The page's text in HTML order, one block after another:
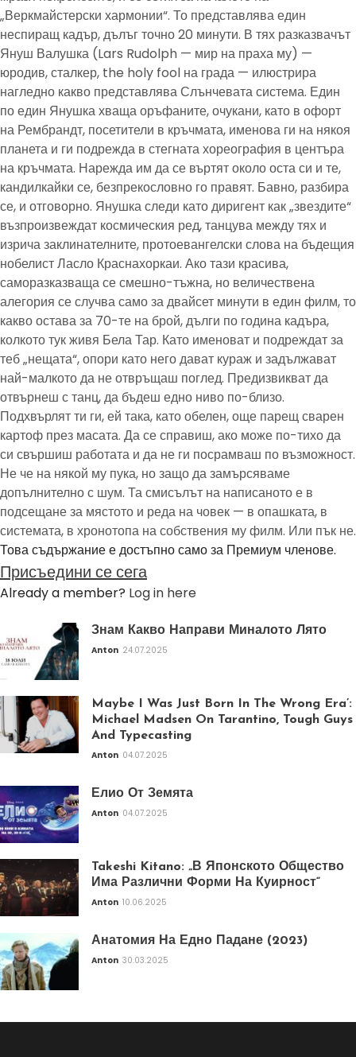
„Веркмайстерски хармонии“. То представлява един
неспиращ кадър, дълъг точно 20 минути. В тях разказвачът
Януш Валушка (Lars Rudolph — мир на праха му) —
юродив, сталкер, the holy fool на града — илюстрира
нагледно какво представлява Слънчевата система. Един
по един Янушка хваща оръфаните, очукани, като в офорт
на Рембрандт, посетители в кръчмата, именова ги на някоя
планета и ги подрежда в стегната хореография в центъра
на кръчмата. Нарежда им да се въртят около оста си и те,
кандилкайки се, безпрекословно го правят. Бавно, разбира
се, и отговорно. Янушка следи като диригент как „звездите“
възпроизвеждат космическия ред, танцува между тях и
изрича заклинателните, протоевангелски слова на бъдещия
нобелист Ласло Краснахоркаи. Ако тази красива,
саморазказваща се смешно-тъжна, но величествена
алегория се случва само за двайсет минути в един филм, то
какво остава за 70-те на брой, дълги по година кадъра,
колкото тук живя Бела Тар. Като именоват и подреждат за
теб „нещата“, опори като него дават кураж и задължават
най-малкото да не отвръщаш поглед. Предизвикват да
отвърнеш с танц, да бъдеш едно ниво по-близо.
Подхвърлят ти ги, ей така, като обелен, още парещ сварен
картоф през масата. Да се справиш, ако може по-тихо да
си свършиш работата и да не ги посрамваш по възможност.
Не че на някой му пука, но защо да замърсяваме
допълнително с шум. Та смисълът на написаното е в
подсещане за мястото и реда на човек — в опашката, в
системата, в хронотопа на собствения му филм. Или пък не.
Това съдържание е достъпно само за Премиум членове.
Присъедини се сега
Already a member? Log in here
Знам Какво Направи Миналото Лято
Anton 24.07.2025
Maybe I Was Just Born In The Wrong Era’:
Michael Madsen On Tarantino, Tough Guys
And Typecasting
Anton 04.07.2025
Елио От Земята
Anton 04.07.2025
Takeshi Kitano: „В Японското Общество
Има Различни Форми На Куирност“
Anton 10.06.2025
Анатомия На Едно Падане (2023)
Anton 30.03.2025